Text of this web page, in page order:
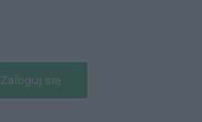
Zaloguj się